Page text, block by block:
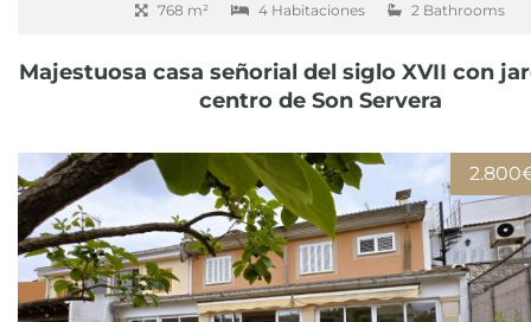
768 m² 4 Habitaciones 2 Bathrooms
Majestuosa casa señorial del siglo XVII con
centro de Son Servera